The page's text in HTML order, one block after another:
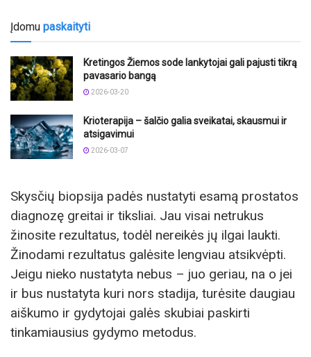
Įdomu paskaityti
Kretingos Žiemos sode lankytojai gali pajusti tikrą
pavasario bangą
2026-03-20
Krioterapija – šalčio galia sveikatai, skausmui ir
atsigavimui
2026-03-07
Skysčių biopsija padės nustatyti esamą prostatos
diagnozę greitai ir tiksliai. Jau visai netrukus
žinosite rezultatus, todėl nereikės jų ilgai laukti.
Žinodami rezultatus galėsite lengviau atsikvėpti.
Jeigu nieko nustatyta nebus – juo geriau, na o jei
ir bus nustatyta kuri nors stadija, turėsite daugiau
aiškumo ir gydytojai galės skubiai paskirti
tinkamiausius gydymo metodus.